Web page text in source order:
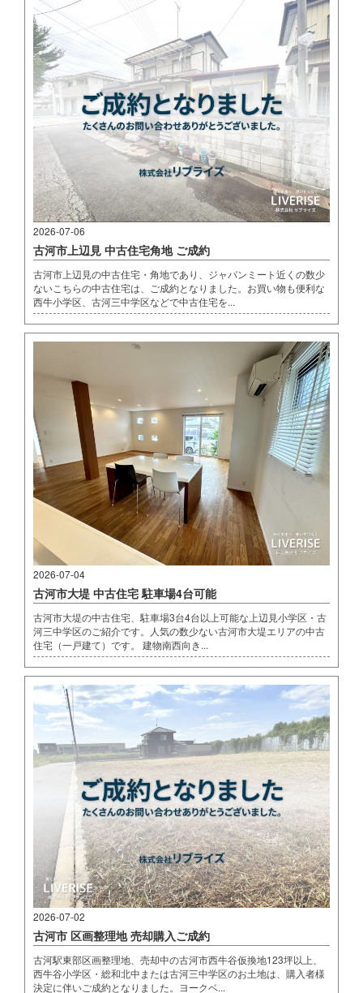
2026-07-06
古河市上辺見 中古住宅角地 ご成約
古河市上辺見の中古住宅・角地であり、ジャパンミート近くの数少
ないこちらの中古住宅は、ご成約となりました。お買い物も便利な
西牛小学区、古河三中学区などで中古住宅を...
2026-07-04
古河市大堤 中古住宅 駐車場4台可能
古河市大堤の中古住宅、駐車場3台4台以上可能な上辺見小学区・古
河三中学区のご紹介です。人気の数少ない古河市大堤エリアの中古
住宅（一戸建て）です。 建物南西向き...
2026-07-02
古河市 区画整理地 売却購入ご成約
古河駅東部区画整理地、売却中の古河市西牛谷仮換地123坪以上、
西牛谷小学区・総和北中または古河三中学区のお土地は、購入者様
決定に伴いご成約となりました。ヨークベ...